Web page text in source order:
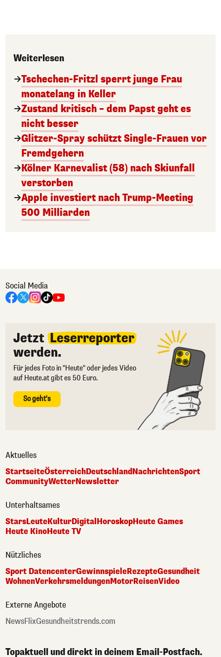
Weiterlesen
Tschechen-Fritzl sperrt junge Frau
monatelang in Keller
Zustand kritisch – dem Papst geht es
nicht besser
Glitzer-Spray schützt Single-Frauen vor
Fremdgehern
Kölner Karnevalist (58) nach Skiunfall
verstorben
Apple investiert nach Trump-Meeting
500 Milliarden
Social Media
Jetzt Leserreporter
werden.
Für jedes Foto in "Heute" oder jedes Video
auf Heute.at gibt es 50 Euro.
So geht's
Aktuelles
StartseiteÖsterreichDeutschlandNachrichtenSport
CommunityWetterNewsletter
Unterhaltsames
StarsLeuteKulturDigital HoroskopHeute Games
Heute KinoHeute TV
Nützliches
Sport DatencenterGewinnspieleRezepteGesundheit
WohnenVerkehrsmeldungenMotorReisenVideo
Externe Angebote
NewsFlixGesundheitstrends.com
Topaktuell und direkt in deinem Email-Postfach.